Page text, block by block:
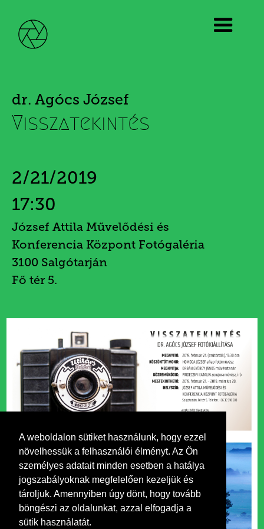
A weboldalon sütiket használunk, hogy ezzel
növelhessük a felhasználói élményt. Az Ön
személyes adatait minden esetben a hatálya
jogszabályoknak megfelelően kezeljük és
tároljuk. Amennyiben úgy dönt, hogy tovább
böngészi az oldalunkat, azzal elfogadja a
sütik használatát.
dr. Agócs József
Visszatekintés
2/21/2019
17:30
József Attila Művelődési és
Konferencia Központ Fotógaléria
3100 Salgótarján
Fő tér 5.